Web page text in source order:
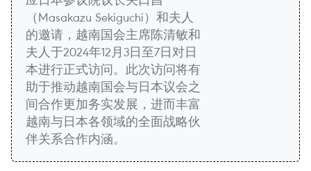
（Masakazu Sekiguchi）和夫人
的邀请，越南国会主席陈清敏和
夫人于2024年12月3日至7日对日
本进行正式访问。此次访问将有
助于推动越南国会与日本议会之
间合作更加务实发展，进而丰富
越南与日本各领域的全面战略伙
伴关系合作内涵。